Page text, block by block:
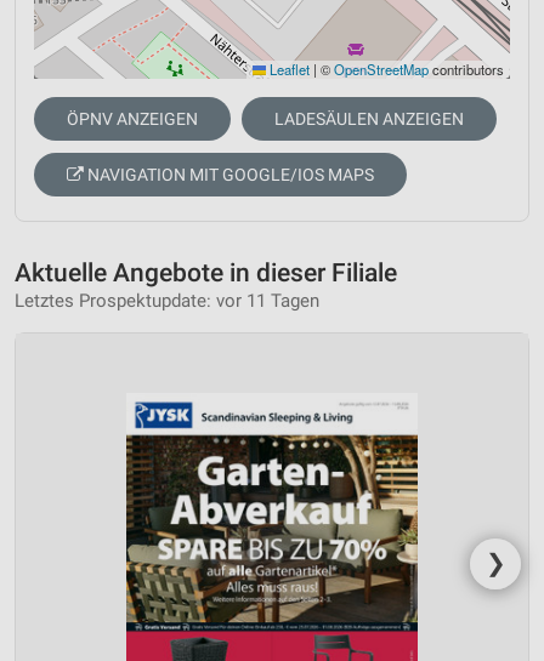
Leaflet | ©OpenStreetMapcontributors
ÖPNV ANZEIGEN LADESÄULEN ANZEIGEN
NAVIGATION MIT GOOGLE/IOS MAPS
Aktuelle Angebote in dieser Filiale
Letztes Prospektupdate: vor 11 Tagen
❯